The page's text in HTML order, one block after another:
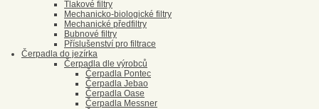
Tlakové filtry
Mechanicko-biologické filtry
Mechanické předfiltry
Bubnové filtry
Příslušenství pro filtrace
Čerpadla do jezírka
Čerpadla dle výrobců
Čerpadla Pontec
Čerpadla Jebao
Čerpadla Oase
Čerpadla Messner